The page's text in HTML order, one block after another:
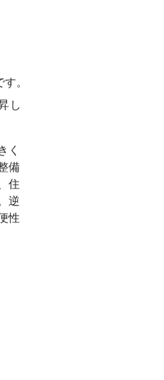
。
し
く
備
住
逆
性